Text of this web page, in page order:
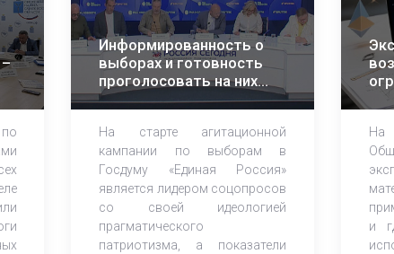
Информированность о
выборах и готовность
проголосовать на них
растет – эксперты ЭИСИ
На старте агитационной
кампании по выборам в
Госдуму «Единая Россия»
является лидером соцопросов
со своей идеологией
прагматического
патриотизма, а показатели
и